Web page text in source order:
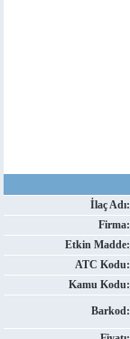
İlaç Adı:
Firma:
Etkin Madde:
ATC Kodu:
Kamu Kodu:
Barkod: